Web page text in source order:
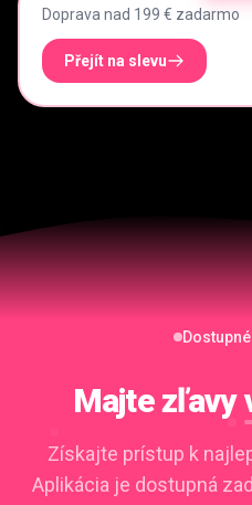
Doprava nad 199 € zadarmo
Přejít na slevu
Majte zľavy
Získajte prístup k
Aplikácia je dostupná